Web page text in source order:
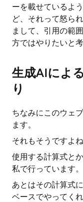
ーを載せているよ
ど、それって怒ら
まして、引用の範
方ではやりたいと
生成AIによ
り
ちなみにこのウェ
ます。
それもそうですよ
使用する計算式と
私で行っています。
あとはその計算式
ベースでやってく